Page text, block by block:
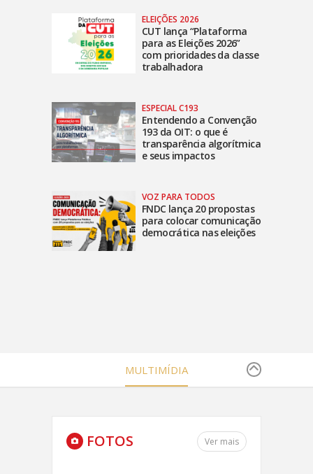
ELEIÇÕES 2026
CUT lança “Plataforma
para as Eleições 2026”
com prioridades da classe
trabalhadora
ESPECIAL C193
Entendendo a Convenção
193 da OIT: o que é
transparência algorítmica
e seus impactos
VOZ PARA TODOS
FNDC lança 20 propostas
para colocar comunicação
democrática nas eleições
MULTIMÍDIA
FOTOS Ver mais